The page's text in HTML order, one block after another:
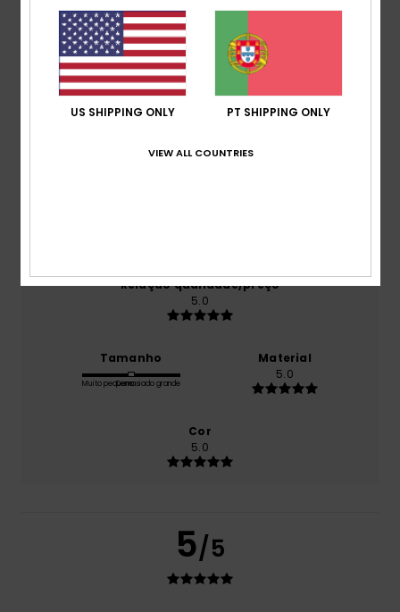
Pontuação média
5.0/5
baseado em 1 avaliações verificadasdesde
100% dos nossos clientes recomendam este
Relação qualidade/preço
5.0
Tamanho
Muito pequenoDemasiado grande
Material
5.0
Cor
5.0
5/5
US SHIPPING ONLY PT SHIPPING ONLY
VIEW ALL COUNTRIES